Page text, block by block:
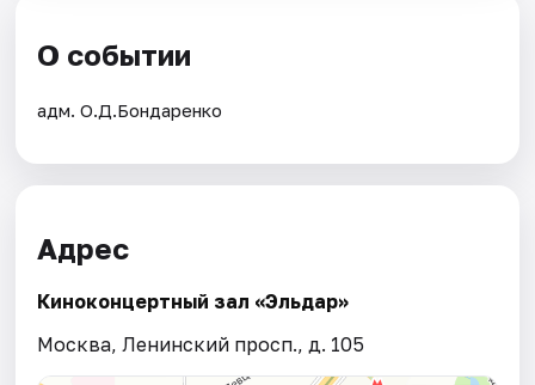
О событии
адм. О.Д.Бондаренко
Адрес
Киноконцертный зал «Эльдар»
Москва, Ленинский просп., д. 105